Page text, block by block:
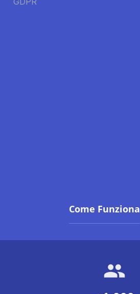
Come Funziona